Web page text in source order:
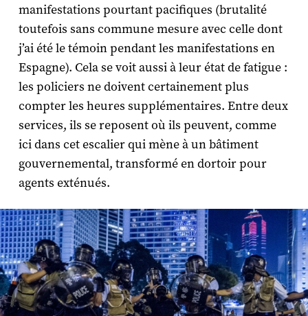
manifestations pourtant pacifiques (brutalité
toutefois sans commune mesure avec celle dont
j’ai été le témoin pendant les manifestations en
Espagne). Cela se voit aussi à leur état de fatigue :
les policiers ne doivent certainement plus
compter les heures supplémentaires. Entre deux
services, ils se reposent où ils peuvent, comme
ici dans cet escalier qui mène à un bâtiment
gouvernemental, transformé en dortoir pour
agents exténués.